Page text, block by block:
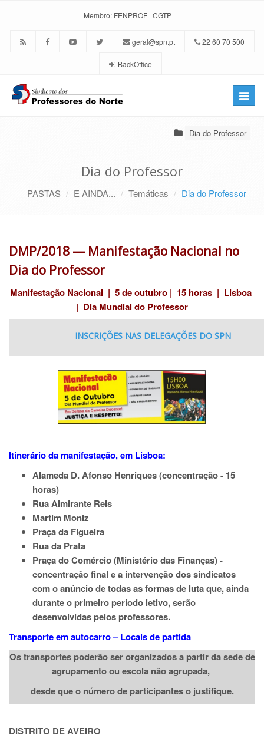
Membro: FENPROF | CGTP
geral@spn.pt 22 60 70 500
BackOffice
Toggle
Dia do Professor
Dia do Professor
PASTAS E AINDA... Temáticas Dia do Professor
DMP/2018 — Manifestação Nacional no
Dia do Professor
Manifestação Nacional | 5 de outubro | 15 horas | Lisboa
| Dia Mundial do Professor
INSCRIÇÕES NAS DELEGAÇÕES DO SPN
Itinerário da manifestação, em Lisboa:
Alameda D. Afonso Henriques (concentração - 15
horas)
Rua Almirante Reis
Martim Moniz
Praça da Figueira
Rua da Prata
Praça do Comércio (Ministério das Finanças) -
concentração final e a intervenção dos sindicatos
com o anúncio de todas as formas de luta que, ainda
durante o primeiro período letivo, serão
desenvolvidas pelos professores.
Transporte em autocarro – Locais de partida
Os transportes poderão ser organizados a partir da sede de
agrupamento ou escola não agrupada,
desde que o número de participantes o justifique.
DISTRITO DE AVEIRO